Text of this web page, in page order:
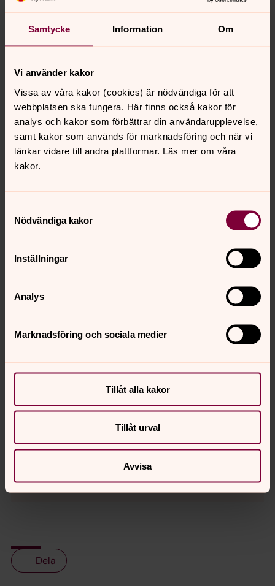
Samtycke Information Om
Vi använder kakor
Vissa av våra kakor (cookies) är nödvändiga för att
webbplatsen ska fungera. Här finns också kakor för
analys och kakor som förbättrar din användarupplevelse,
samt kakor som används för marknadsföring och när vi
länkar vidare till andra plattformar. Läs mer om våra
kakor.
Nödvändiga kakor
Inställningar
Analys
Marknadsföring och sociala medier
Tillåt alla kakor
Tillåt urval
Avvisa
utställningar och genrepar.
finns på plats för att visa upp vad de gjort under året.
högtiden.
11:50 Konfirmanderna lämnar sina utställningar och
samlas i Prästgården för att äta sin medhavda
matsäck och byta om till kåpa.
12:30 Konfirmationsgudstjänsten startar och
vid strandängarna.
14:00 Konfirmationsgudstjänsten avslutas med att
konfirmanderna går i procession till sina
och delar ut biblar och bönböcker. Efter detta kan ni
möta er konfirmand vid dennas smågruppsstation för
14:30 (ca) vill vi att Konfirmanden har lämnat sin kåpa
Jörgen Magnusson
0704 – 10 71 07
jorgen.magnusson@svenskakyrkan.se
Dela